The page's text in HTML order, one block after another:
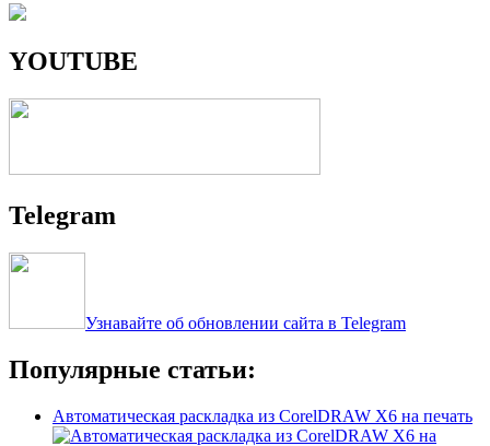
YOUTUBE
Telegram
Узнавайте об обновлении сайта в Telegram
Популярные статьи:
Автоматическая раскладка из CorelDRAW X6 на печать